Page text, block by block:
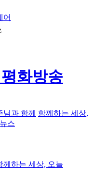
어
님과 함께 함께하는 세상,
스
께하는 세상, 오늘